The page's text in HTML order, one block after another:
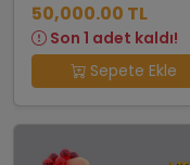
50,000.00 TL
Son 1 adet kaldı!
Sepete Ekle